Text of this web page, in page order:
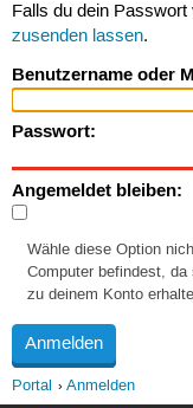
Falls du dein
zusenden lassen.
Benutzername oder
Passwort:
Angemeldet bleiben:
Wähle diese Option
Computer befindest,
zu deinem Konto
Portal Anmelden